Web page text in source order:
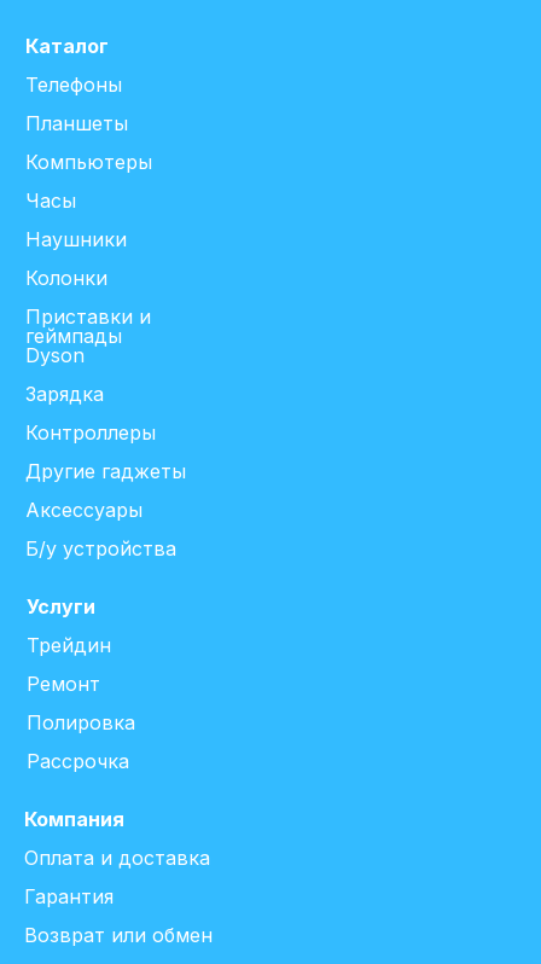
Каталог
Услуги
Телефоны
Трейдин
Планшеты
Ремонт
Компьютеры
Полировка
Часы
Рассрочка
Наушники
Колонки
Приставки и
геймпады
Dyson
Зарядка
Контроллеры
Другие гаджеты
Аксессуары
Компания
Б/у устройства
Оплата и доставка
Возврат или обмен
Гарантия